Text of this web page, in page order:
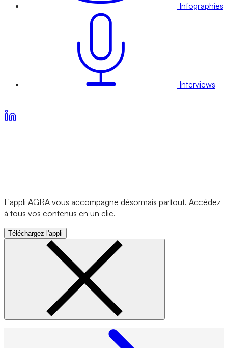
Infographies
Interviews
L'appli AGRA vous accompagne désormais partout. Accédez
à tous vos contenus en un clic.
Téléchargez l'appli